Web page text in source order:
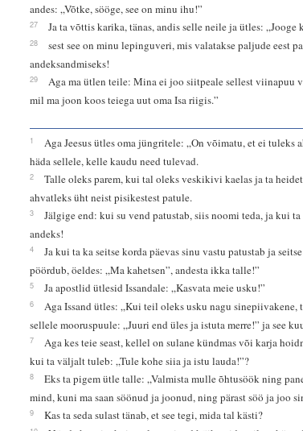
andes: „Võtke, sööge, see on minu ihu!”
27 Ja ta võttis karika, tänas, andis selle neile ja ütles: „Jooge
28
sest see on minu lepinguveri, mis valatakse paljude eest
andeksandmiseks!
29
Aga ma ütlen teile: Mina ei joo siitpeale sellest viinapuu
mil ma joon koos teiega uut oma Isa riigis.”
1
Aga Jeesus ütles oma jüngritele: „On võimatu, et ei tuleks
häda sellele, kelle kaudu need tulevad.
2
Talle oleks parem, kui tal oleks veskikivi kaelas ja ta
ahvatleks üht neist pisikestest patule.
3
Jälgige end: kui su vend patustab, siis noomi teda, ja kui
andeks!
4
Ja kui ta ka seitse korda päevas sinu vastu patustab ja
pöördub, öeldes: „Ma kahetsen”, andesta ikka talle!”
5 Ja apostlid ütlesid Issandale: „Kasvata meie usku!”
6
Aga Issand ütles: „Kui teil oleks usku nagu sinepiivakene,
sellele mooruspuule: „Juuri end üles ja istuta merre!” ja see
7
Aga kes teie seast, kellel on sulane kündmas või karja
kui ta väljalt tuleb: „Tule kohe siia ja istu lauda!”?
8
Eks ta pigem ütle talle: „Valmista mulle õhtusöök ning
mind, kuni ma saan söönud ja joonud, ning pärast söö ja joo
9 Kas ta seda sulast tänab, et see tegi, mida tal kästi?